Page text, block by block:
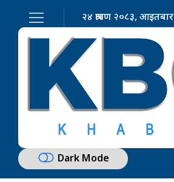
२४ श्रावण २०८३, आइतबार
Dark Mode